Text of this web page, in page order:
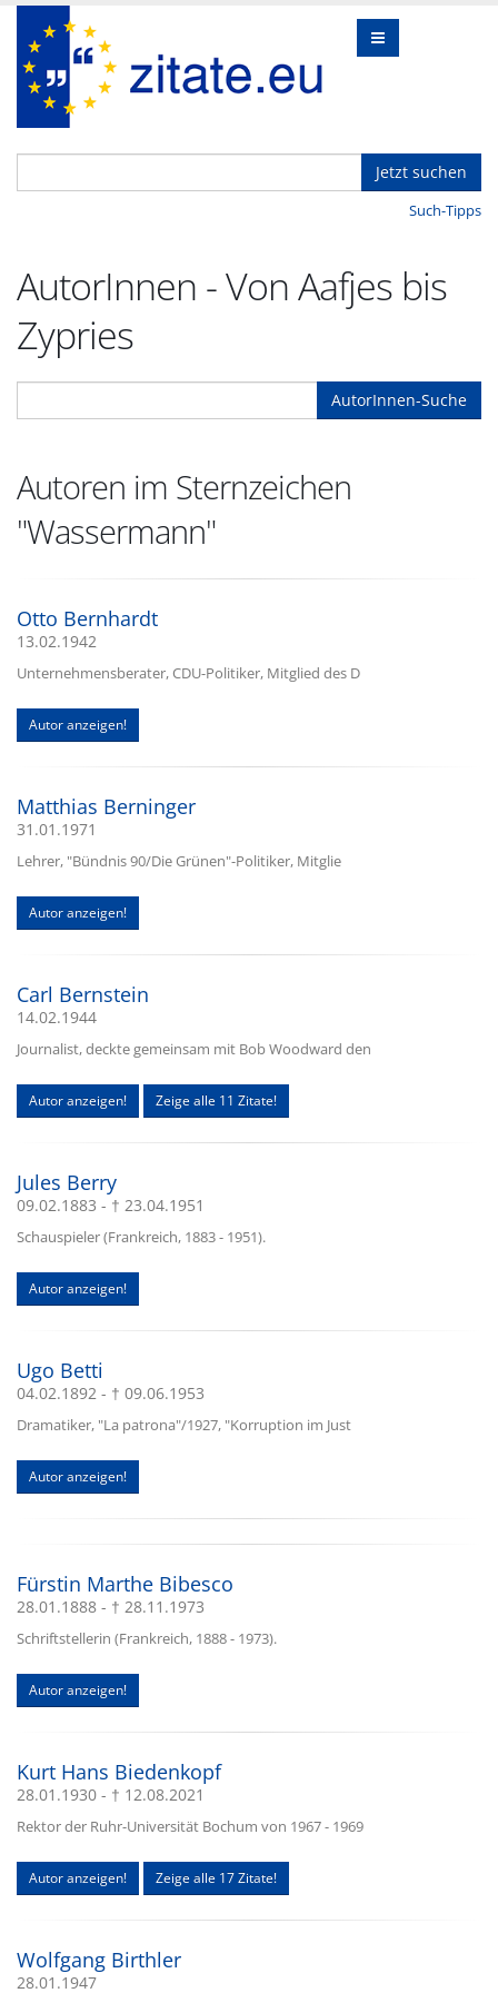
Jetzt suchen
Such-Tipps
AutorInnen - Von Aafjes bis
Zypries
AutorInnen-Suche
Autoren im Sternzeichen
"Wassermann"
Otto Bernhardt
13.02.1942
Unternehmensberater, CDU-Politiker, Mitglied des D
Autor anzeigen!
Matthias Berninger
31.01.1971
Lehrer, "Bündnis 90/Die Grünen"-Politiker, Mitglie
Autor anzeigen!
Carl Bernstein
14.02.1944
Journalist, deckte gemeinsam mit Bob Woodward den
Autor anzeigen! Zeige alle 11 Zitate!
Jules Berry
09.02.1883 - † 23.04.1951
Schauspieler (Frankreich, 1883 - 1951).
Autor anzeigen!
Ugo Betti
04.02.1892 - † 09.06.1953
Dramatiker, "La patrona"/1927, "Korruption im Just
Autor anzeigen!
Fürstin Marthe Bibesco
28.01.1888 - † 28.11.1973
Schriftstellerin (Frankreich, 1888 - 1973).
Autor anzeigen!
Kurt Hans Biedenkopf
28.01.1930 - † 12.08.2021
Rektor der Ruhr-Universität Bochum von 1967 - 1969
Autor anzeigen! Zeige alle 17 Zitate!
Wolfgang Birthler
28.01.1947